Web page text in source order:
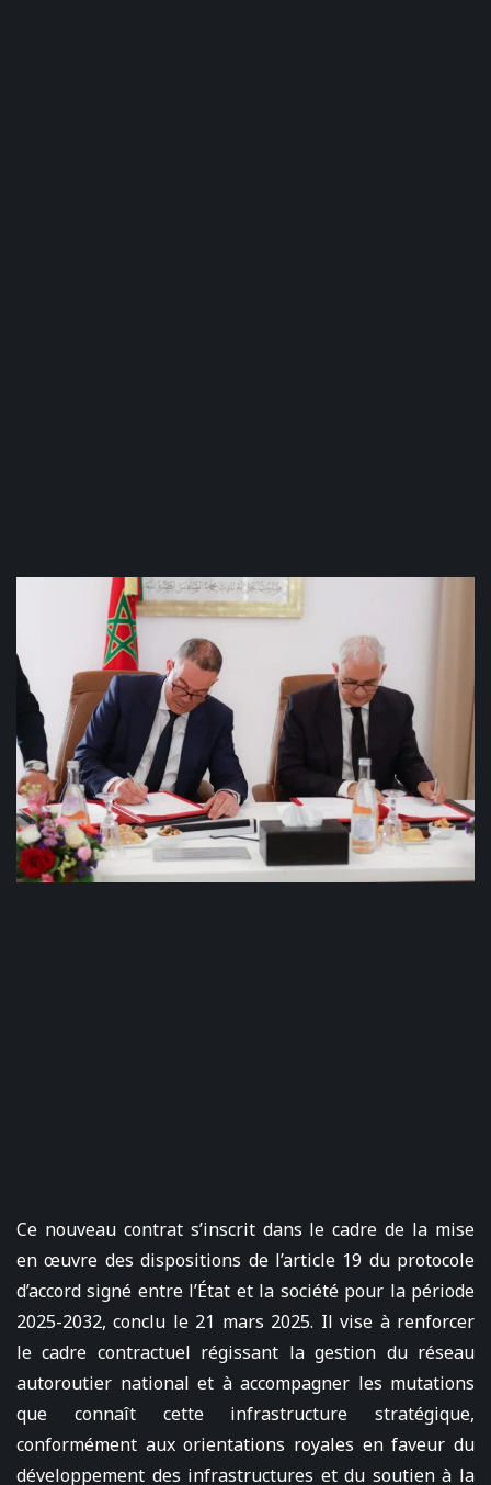
Ce nouveau contrat s’inscrit dans le cadre de la mise
en œuvre des dispositions de l’article 19 du protocole
d’accord signé entre l’État et la société pour la période
2025-2032, conclu le 21 mars 2025. Il vise à renforcer
le cadre contractuel régissant la gestion du réseau
autoroutier national et à accompagner les mutations
que connaît cette infrastructure stratégique,
conformément aux orientations royales en faveur du
développement des infrastructures et du soutien à la